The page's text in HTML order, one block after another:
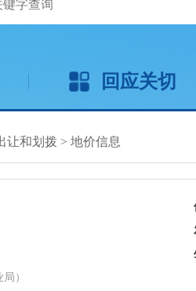
回应关切
让和划拨 > 地价信息
）